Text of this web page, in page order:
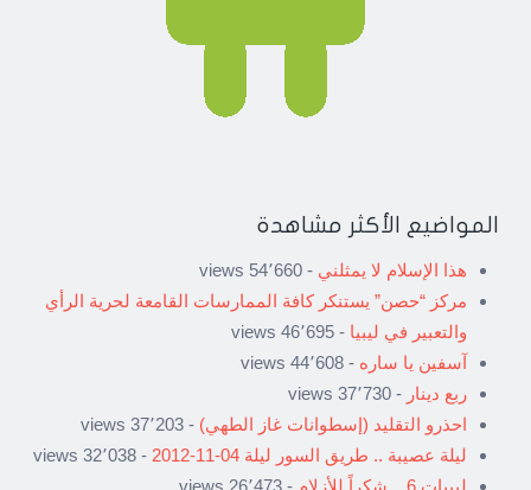
المواضيع الأكثر مشاهدة
هذا الإسلام لا يمثلني - 54٬660 views
مركز “حصن” يستنكر كافة الممارسات القامعة لحرية الرأي
والتعبير في ليبيا - 46٬695 views
آسفين يا ساره - 44٬608 views
ربع دينار - 37٬730 views
احذرو التقليد (إسطوانات غاز الطهي) - 37٬203 views
ليلة عصيبة .. طريق السور ليلة 04-11-2012
- 32٬038 views
ليبيات 6 .. شكراً للأزلام
- 26٬473 views